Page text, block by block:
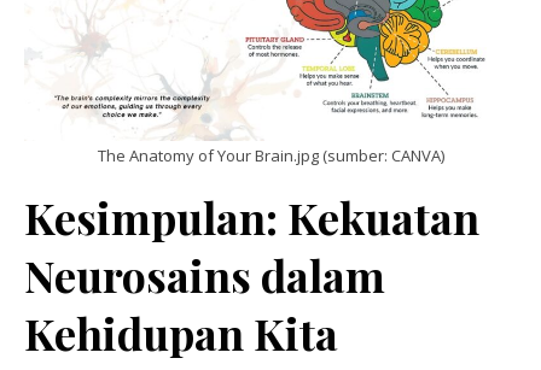
The Anatomy of Your Brain.jpg (sumber: CANVA)
Kesimpulan: Kekuatan
Neurosains dalam
Kehidupan Kita